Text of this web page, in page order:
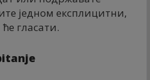
једном експлицитни,
гласати.